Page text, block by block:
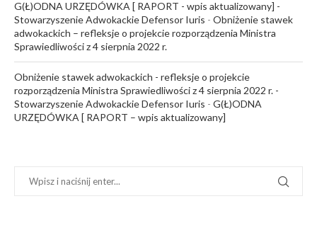
G(Ł)ODNA URZĘDÓWKA [ RAPORT - wpis aktualizowany] -
Stowarzyszenie Adwokackie Defensor Iuris - Obniżenie stawek
adwokackich – refleksje o projekcie rozporządzenia Ministra
Sprawiedliwości z 4 sierpnia 2022 r.
Obniżenie stawek adwokackich - refleksje o projekcie
rozporządzenia Ministra Sprawiedliwości z 4 sierpnia 2022 r. -
Stowarzyszenie Adwokackie Defensor Iuris - G(Ł)ODNA
URZĘDÓWKA [ RAPORT – wpis aktualizowany]